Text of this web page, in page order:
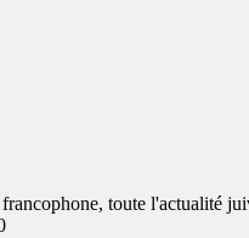
toute l'actualité